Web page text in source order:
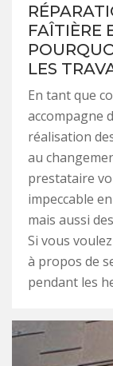
FAÎTIÈRE
LES
En tant que
accompagne
réalisation
au
prestataire
impeccable
mais aussi
Si vous
à propos de
pendant les